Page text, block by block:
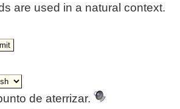
are used in a natural context.
de aterrizar.